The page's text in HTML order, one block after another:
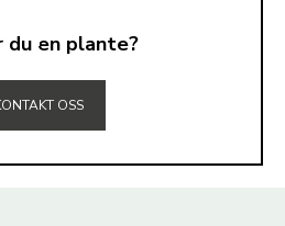
du en plante?
OSS